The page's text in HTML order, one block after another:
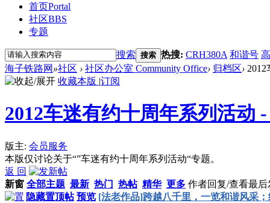
首页Portal
社区BBS
专题
搜索 搜索 热搜: CRH380A 和谐号
海子铁路网 »社区 › 社区办公室 Community Office› 归档区›
收藏本版 |订阅
2012车迷有约十周年系列活动
版主: 会员服务
本版仅讨论关于“”车迷有约十周年系列活动“专题。
返 回
新窗 全部主题 最新 热门 热帖 精华 更多 作者回复/查看最后
隐藏置顶帖 预览 [法老作品]跨越八千里，一览和谐风采